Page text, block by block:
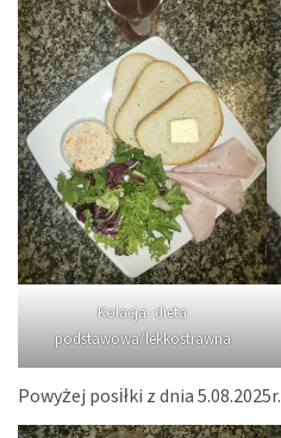
Kolacja- dieta
podstawowa/lekkostrawna
Powyżej posiłki z dnia 5.08.2025r.